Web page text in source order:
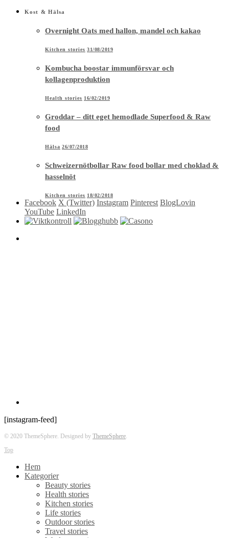
Kost & Hälsa
Overnight Oats med hallon, mandel och kakao
Kitchen stories 31/08/2019
Kombucha boostar immunförsvar och
kollagenproduktion
Health stories 16/02/2019
Groddar – ditt eget hemodlade Superfood & Raw
food
Hälsa 26/07/2018
Schweizernötbollar Raw food bollar med choklad &
hasselnöt
Kitchen stories 18/02/2018
Facebook X (Twitter) Instagram Pinterest BlogLovin
YouTube LinkedIn
[instagram-feed]
© 2020 ThemeSphere. Designed by ThemeSphere
Top
Hem
Kategorier
Beauty stories
Health stories
Kitchen stories
Life stories
Outdoor stories
Travel stories